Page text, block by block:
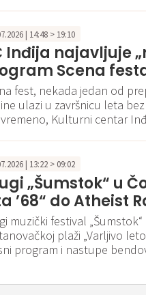
| 14:48 > 19:10
Inđija najavljuje
Scena
fest, nekada jedan od
ulazi u završnicu leta
Kulturni centar
| 13:22 > 09:02
„Šumstok“ u
’68“ do Atheist
muzički festival
plaži „Varljivo
program i nastupe